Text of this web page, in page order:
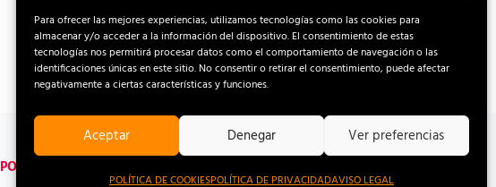
Para ofrecer las mejores experiencias, utilizamos tecnologías como las cookies para
almacenar y/o acceder a la información del dispositivo. El consentimiento de estas
tecnologías nos permitirá procesar datos como el comportamiento de navegación o las
identificaciones únicas en este sitio. No consentir o retirar el consentimiento, puede afectar
negativamente a ciertas características y funciones.
Aceptar Denegar Ver preferencias
POLÍTICA DE COOKIESPOLÍTICA DE PRIVACIDADAVISO LEGAL
POLÍTICA DE COOKIES